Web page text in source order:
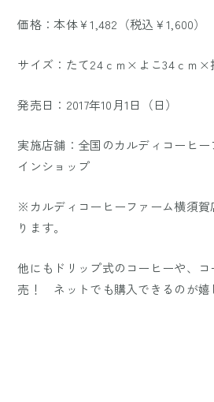
価格：本体￥1,482（税込￥1,600）
サイズ：たて24ｃｍ×よこ34ｃｍ×
発売日：2017年10月1日（日）
実施店舗：全国のカルディコーヒ
インショップ
※カルディコーヒーファーム横須賀
ります。
他にもドリップ式のコーヒーや、
売！ ネットでも購入できるのが嬉